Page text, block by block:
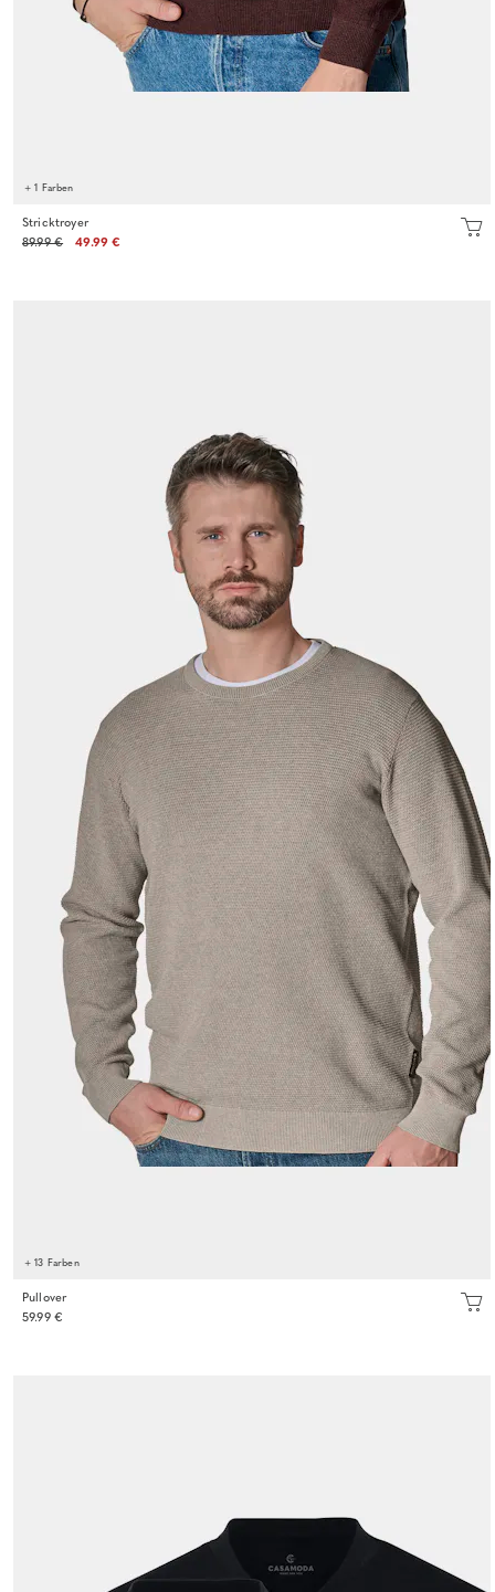
+ 1 Farben
Stricktroyer
89.99 €
49.99 €
+ 13 Farben
Pullover
59.99 €